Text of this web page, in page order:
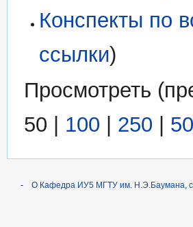
Конспекты по
ссылки)
Просмотреть (
50 | 100 | 250 |
- О Кафедра ИУ5 МГТУ им. Н.Э.Баумана,